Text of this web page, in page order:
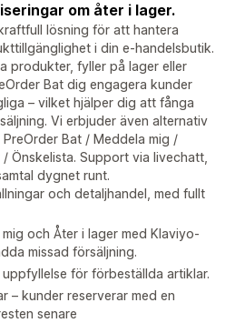
om åter i lager.
lösning för att hantera
i din e-handelsbutik.
produkter, fyller på lager eller
Bat dig engagera kunder
– vilket hjälper dig att fånga
Vi erbjuder även alternativ
Bat / Meddela mig /
/ Önskelista. Support via livechatt,
dygnet runt.
och detaljhandel, med fullt
och Åter i lager med Klaviyo-
missad försäljning.
för förbeställda artiklar.
– kunder reserverar med en
senare